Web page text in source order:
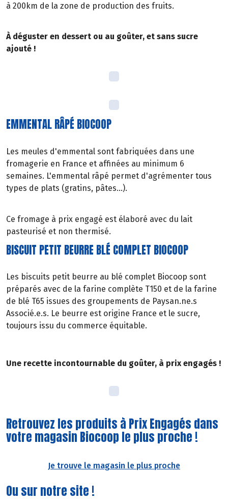
à 200km de la zone de production des fruits.
À déguster en dessert ou au goûter, et sans sucre
ajouté !
EMMENTAL RÂPÉ BIOCOOP
Les meules d'emmental sont fabriquées dans une
fromagerie en France et affinées au minimum 6
semaines. L'emmental râpé permet d'agrémenter tous
types de plats (gratins, pâtes…).
Ce fromage à prix engagé est élaboré avec du lait
pasteurisé et non thermisé.
BISCUIT PETIT BEURRE BLÉ COMPLET BIOCOOP
Les biscuits petit beurre au blé complet Biocoop sont
préparés avec de la farine complète T150 et de la farine
de blé T65 issues des groupements de Paysan.ne.s
Associé.e.s. Le beurre est origine France et le sucre,
toujours issu du commerce équitable.
Une recette incontournable du goûter, à prix engagés !
Retrouvez les produits à Prix Engagés dans
votre magasin Biocoop le plus proche !
Je trouve le magasin le plus proche
Ou sur notre site !